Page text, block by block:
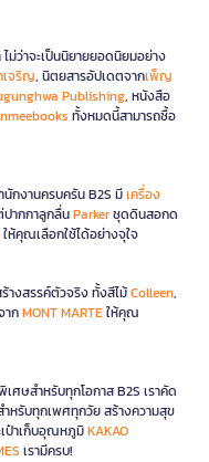
ม่ว่าจะเป็นนิยายยอดนิยมอย่าง
จริญ, นิตยสารอัปเดตจากเพ็ญ
Publishing, หนังสือ
ทั้งหมดนี้สามารถซื้อ
กงานครบครัน B2S มีเครื่อง
ปากกาลูกลื่นParkerชุดดินสอกด
ให้คุณเลือกใช้ได้อย่างจุใจ
างสรรค์ตัวจริง ทั้งสีไม้Colleen,
ากMONT MARTEให้คุณ
ษสำหรับทุกโอกาส B2S เราคัด
ำหรับทุกเพศทุกวัย สร้างความสุข
ป๋าเก็บอุณหภูมิKAKAO
เรามีครบ!